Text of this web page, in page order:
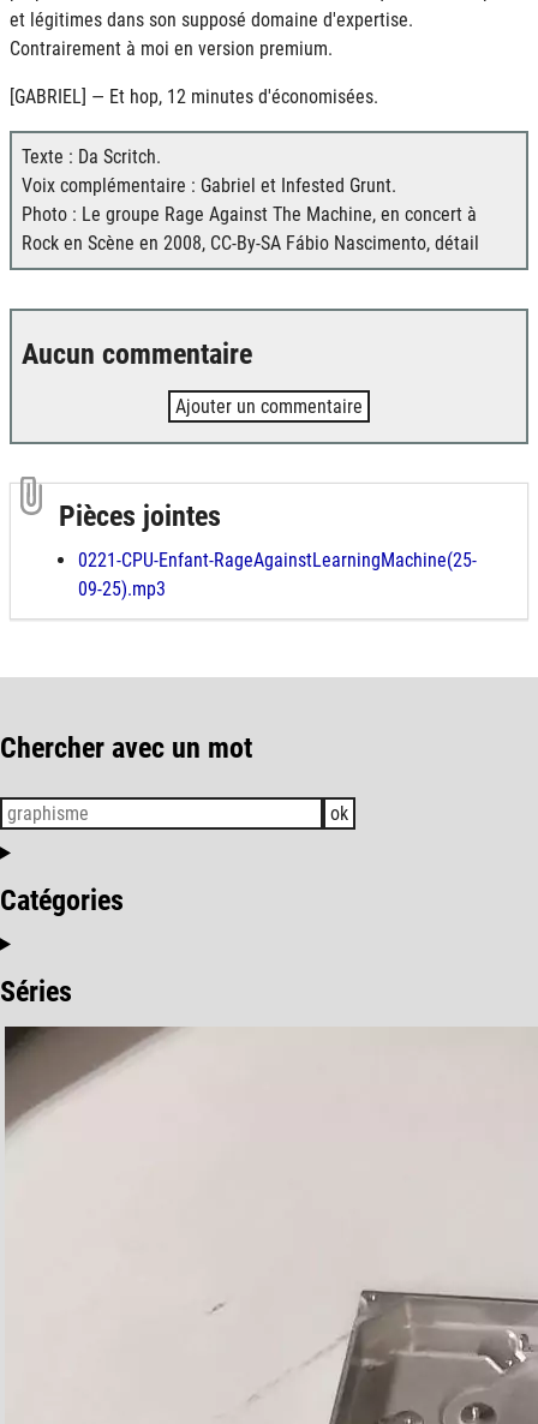
et légitimes dans son supposé domaine d'expertise.
Contrairement à moi en version premium.
[GABRIEL] — Et hop, 12 minutes d'économisées.
Texte : Da Scritch.
Voix complémentaire : Gabriel et Infested Grunt.
Photo : Le groupe Rage Against The Machine, en concert à
Rock en Scène en 2008, CC-By-SA Fábio Nascimento, détail
Aucun commentaire
Ajouter un commentaire
Pièces jointes
0221-CPU-Enfant-RageAgainstLearningMachine(25-
09-25).mp3
Chercher avec un mot
ok
Catégories
Séries